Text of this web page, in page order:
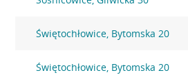
Świętochłowice, Bytomska 20
Świętochłowice, Bytomska 20